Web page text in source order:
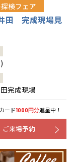
検フェア
田 完成現場見
完成現場
ード1000円分進呈中！
ご来場予約